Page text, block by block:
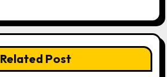
Related Post